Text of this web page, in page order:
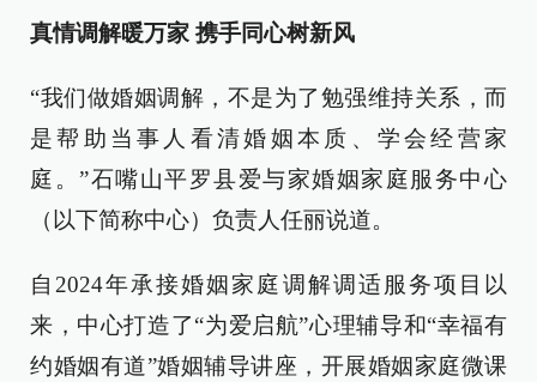
真情调解暖万家 携手同心树新风
“我们做婚姻调解，不是为了勉强维持关系，而
是帮助当事人看清婚姻本质、学会经营家
庭。”石嘴山平罗县爱与家婚姻家庭服务中心
（以下简称中心）负责人任丽说道。
自2024年承接婚姻家庭调解调适服务项目以
来，中心打造了“为爱启航”心理辅导和“幸福有
约婚姻有道”婚姻辅导讲座，开展婚姻家庭微课